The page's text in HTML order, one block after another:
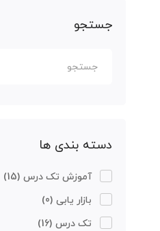
جستجو
دسته بندی ها
آموزش تک درس (15)
بازار یابی (0)
تک درس (16)